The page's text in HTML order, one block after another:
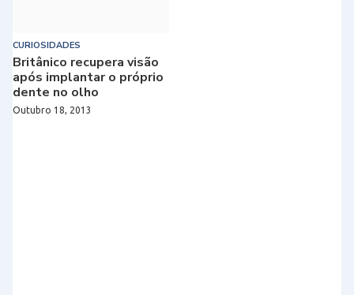
CURIOSIDADES
Britânico recupera visão
após implantar o próprio
dente no olho
Outubro 18, 2013